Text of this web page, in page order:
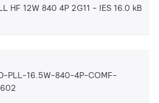
HF 12W 840 4P 2G11 IES 16.0 kB
PLL-16.5W-840-4P-COMF-